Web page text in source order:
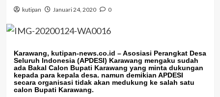
kutipan Januari 24, 2020 0
Karawang, kutipan-news.co.id – Asosiasi Perangkat Desa
Seluruh Indonesia (APDESI) Karawang mengaku sudah
ada Bakal Calon Bupati Karawang yang minta dukungan
kepada para kepala desa. namun demikian APDESI
secara organisasi tidak akan medukung ke salah satu
calon Bupati Karawang.